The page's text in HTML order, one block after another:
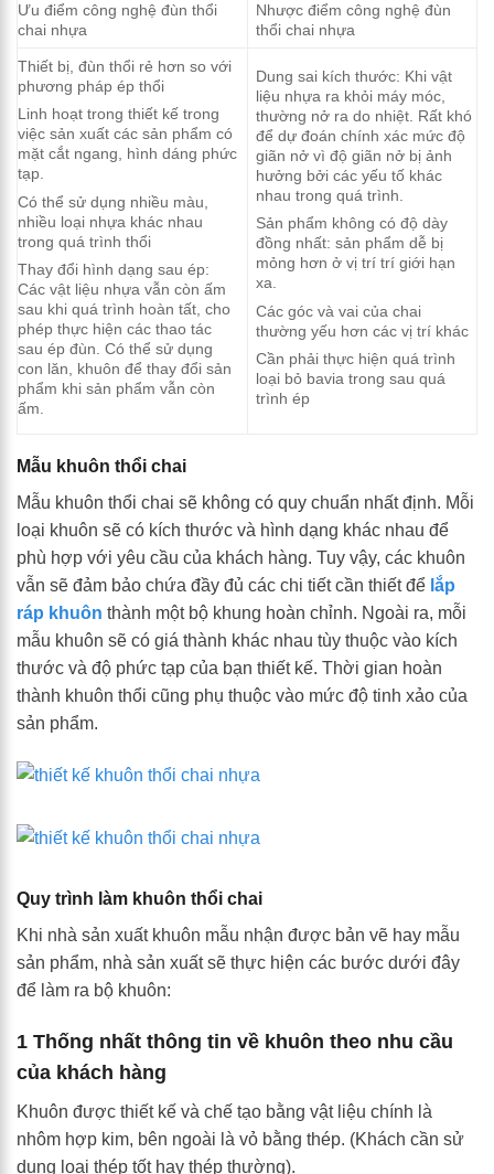
Ưu điểm công nghệ đùn thổi
chai nhựa
Nhược điểm công nghệ đùn
thổi chai nhựa
Thiết bị, đùn thổi rẻ hơn so với
phương pháp ép thổi
Linh hoạt trong thiết kế trong
việc sản xuất các sản phẩm có
mặt cắt ngang, hình dáng phức
tạp.
Có thể sử dụng nhiều màu,
nhiều loại nhựa khác nhau
trong quá trình thổi
Thay đổi hình dạng sau ép:
Các vật liệu nhựa vẫn còn ấm
sau khi quá trình hoàn tất, cho
phép thực hiện các thao tác
sau ép đùn. Có thể sử dụng
con lăn, khuôn để thay đổi sản
phẩm khi sản phẩm vẫn còn
ấm.
Dung sai kích thước: Khi vật
liệu nhựa ra khỏi máy móc,
thường nở ra do nhiệt. Rất khó
để dự đoán chính xác mức độ
giãn nở vì độ giãn nở bị ảnh
hưởng bởi các yếu tố khác
nhau trong quá trình.
Sản phẩm không có độ dày
đồng nhất: sản phẩm dễ bị
mỏng hơn ở vị trí trí giới hạn
xa.
Các góc và vai của chai
thường yếu hơn các vị trí khác
Cần phải thực hiện quá trình
loại bỏ bavia trong sau quá
trình ép
Mẫu khuôn thổi chai
Mẫu khuôn thổi chai sẽ không có quy chuẩn nhất định. Mỗi
loại khuôn sẽ có kích thước và hình dạng khác nhau để
phù hợp với yêu cầu của khách hàng. Tuy vậy, các khuôn
vẫn sẽ đảm bảo chứa đầy đủ các chi tiết cần thiết để lắp
ráp khuôn thành một bộ khung hoàn chỉnh. Ngoài ra, mỗi
mẫu khuôn sẽ có giá thành khác nhau tùy thuộc vào kích
thước và độ phức tạp của bạn thiết kế. Thời gian hoàn
thành khuôn thổi cũng phụ thuộc vào mức độ tinh xảo của
sản phẩm.
Quy trình làm khuôn thổi chai
Khi nhà sản xuất khuôn mẫu nhận được bản vẽ hay mẫu
sản phẩm, nhà sản xuất sẽ thực hiện các bước dưới đây
để làm ra bộ khuôn:
1 Thống nhất thông tin về khuôn theo nhu cầu
của khách hàng
Khuôn được thiết kế và chế tạo bằng vật liệu chính là
nhôm hợp kim, bên ngoài là vỏ bằng thép. (Khách cần sử
dụng loại thép tốt hay thép thường).